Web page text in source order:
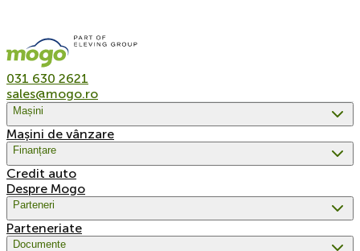
031 630 2621
sales@mogo.ro
Mașini
Mașini de vânzare
Finanțare
Credit auto
Despre Mogo
Parteneri
Parteneriate
Documente